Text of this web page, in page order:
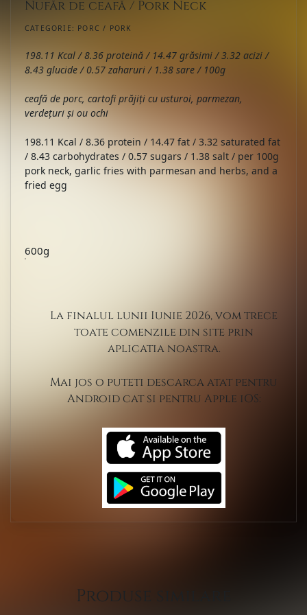
Nufăr de ceafă / Pork Neck
CATEGORIE: PORC / PORK
198.11 Kcal / 8.36 proteină / 14.47 grăsimi / 3.32 acizi /
8.43 glucide / 0.57 zaharuri / 1.38 sare / 100g
ceafă de porc, cartofi prăjiți cu usturoi, parmezan,
verdețuri și ou ochi
198.11 Kcal / 8.36 protein / 14.47 fat / 3.32 saturated fat
/ 8.43 carbohydrates / 0.57 sugars / 1.38 salt / per 100g
pork neck, garlic fries with parmesan and herbs, and a
fried egg
600g
La finalul lunii Iunie 2026, vom trece
toate comenzile din site prin
aplicatia noastra.
Mai jos o puteti descarca atat pentru
Android cat si pentru Apple iOS:
Produse similare